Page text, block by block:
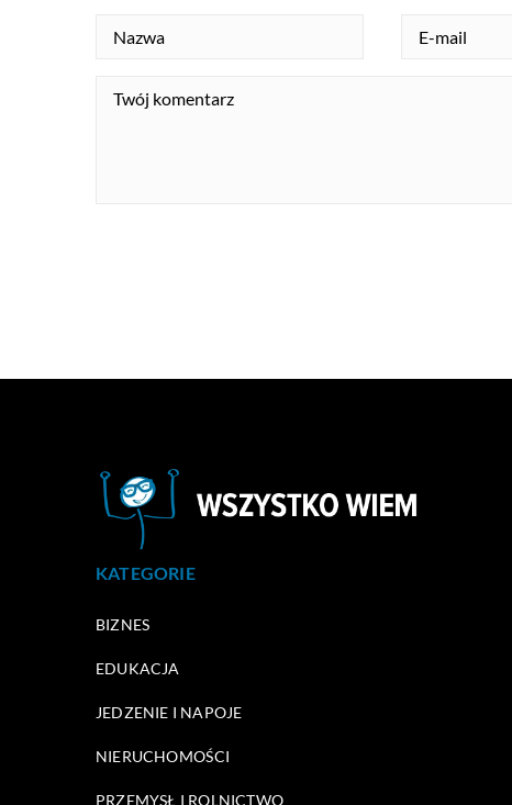
KATEGORIE
BIZNES
EDUKACJA
JEDZENIE I NAPOJE
NIERUCHOMOŚCI
PRZEMYSŁ I ROLNICTWO